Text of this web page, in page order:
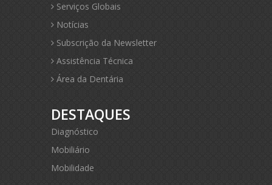
Serviços Globais
Notícias
Subscrição da Newsletter
Assistência Técnica
Área da Dentária
DESTAQUES
Diagnóstico
Mobiliário
Mobilidade